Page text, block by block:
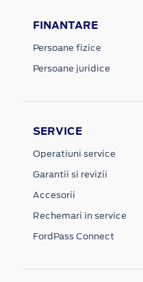
FINANTARE
Persoane fizice
Persoane juridice
SERVICE
Operatiuni service
Garantii si revizii
Accesorii
Rechemari in service
FordPass Connect